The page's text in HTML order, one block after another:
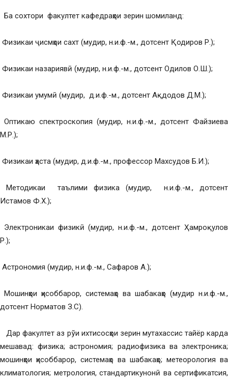
Ба сохтори факултет кафедраҳои зерин шомиланд:
Физикаи ҷисмҳои сахт (мудир, н.и.ф.-м., дотсент Қодиров Р.);
Физикаи назариявӣ (мудир, н.и.ф.-м., дотсент Одилов О.Ш.);
Физикаи умумӣ (мудир, д.и.ф.-м., дотсент Ақдодов Д.М.);
Оптикаю спектроскопия (мудир, н.и.ф.-м., дотсент Файзиева
М.Р.);
Физикаи ҳаста (мудир, д.и.ф.-м., профессор Махсудов Б.И.);
Методикаи таълими физика (мудир, н.и.ф.-м., дотсент
Истамов Ф.Х.);
Электроникаи физикӣ (мудир, н.и.ф.-м., дотсент Ҳамроқулов
Р.);
Астрономия (мудир, н.и.ф.-м., Сафаров А.);
Мошинҳои ҳисоббарор, системаҳо ва шабакаҳо (мудир н.и.ф.-м.,
дотсент Норматов З.С).
Дар факултет аз рўи ихтисосҳои зерин мутахассис тайёр карда
мешавад: физика; астрономия; радиофизика ва электроника;
мошинҳои ҳисоббарор, системаҳо ва шабакаҳо; метеорология ва
климатология; метрология, стандартикунонӣ ва сертификатсия,